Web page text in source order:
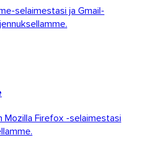
selaimestasi ja Gmail-
Mozilla Firefox -selaimestasi